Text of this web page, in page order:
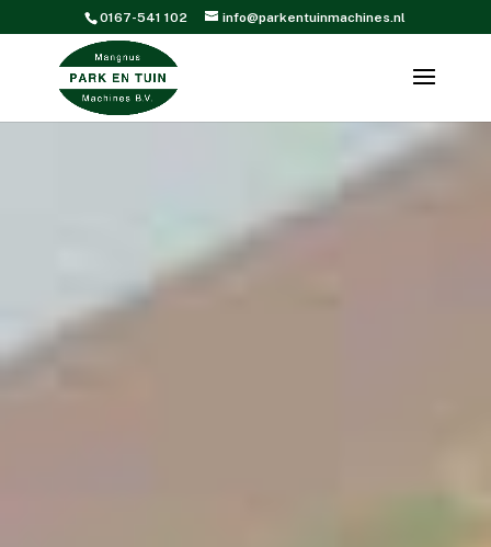
0167-541 102 info@parkentuinmachines.nl